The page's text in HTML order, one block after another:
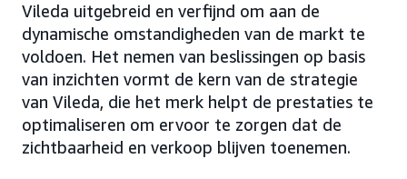
Vileda uitgebreid en verfijnd om aan de
dynamische omstandigheden van de markt te
voldoen. Het nemen van beslissingen op basis
van inzichten vormt de kern van de strategie
van Vileda, die het merk helpt de prestaties te
optimaliseren om ervoor te zorgen dat de
zichtbaarheid en verkoop blijven toenemen.